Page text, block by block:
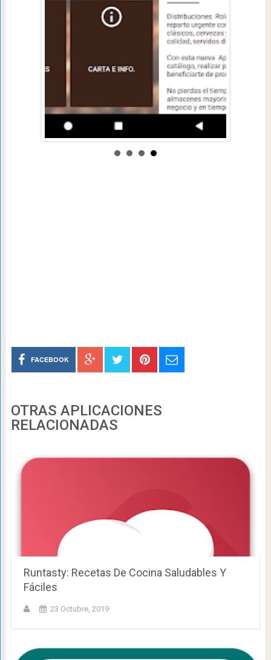
FACEBOOK
OTRAS APLICACIONES
RELACIONADAS
Runtasty: Recetas De Cocina Saludables Y
Fáciles
23 Octubre, 2019